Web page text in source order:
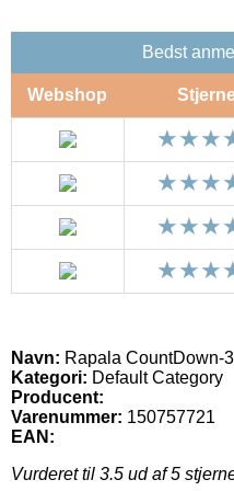
Bedst
Webshop
Navn: Rapala CountDown-
Kategori: Default Category
Producent:
Varenummer: 150757721
EAN:
Vurderet til 3.5 ud af 5